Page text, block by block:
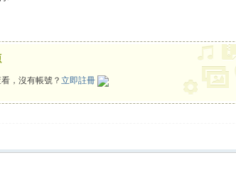
，沒有帳號？ 立即註冊